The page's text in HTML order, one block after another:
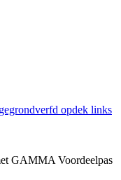
opdek links
GAMMA Voordeelpas